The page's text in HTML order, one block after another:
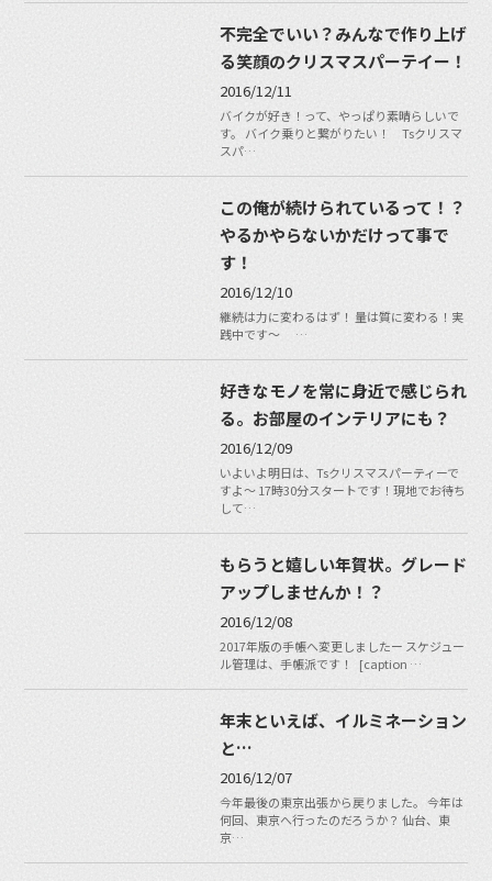
不完全でいい？みんなで作り上げ
る笑顔のクリスマスパーテイー！
2016/12/11
バイクが好き！って、やっぱり素晴らしいで
す。 バイク乗りと繋がりたい！ Tsクリスマ
スパ…
この俺が続けられているって！？
やるかやらないかだけって事で
す！
2016/12/10
継続は力に変わるはず！ 量は質に変わる！実
践中です〜 …
好きなモノを常に身近で感じられ
る。お部屋のインテリアにも？
2016/12/09
いよいよ明日は、Tsクリスマスパーティーで
すよ〜 17時30分スタートです！現地でお待ち
して…
もらうと嬉しい年賀状。グレード
アップしませんか！？
2016/12/08
2017年版の手帳へ変更しましたー スケジュー
ル管理は、手帳派です！ [caption …
年末といえば、イルミネーション
と…
2016/12/07
今年最後の東京出張から戻りました。 今年は
何回、東京へ行ったのだろうか？ 仙台、東
京…